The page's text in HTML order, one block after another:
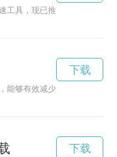
工具，现已推出最新版本3.2
能够有效减少湿温排放物对
下载
下载